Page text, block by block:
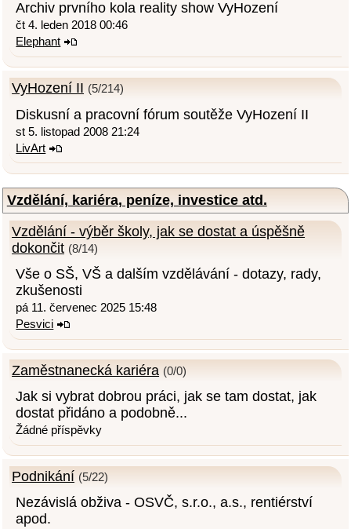
Archiv prvního kola reality show VyHození
čt 4. leden 2018 00:46
Elephant
VyHození II (5/214)
Diskusní a pracovní fórum soutěže VyHození II
st 5. listopad 2008 21:24
LivArt
Vzdělání, kariéra, peníze, investice atd.
Vzdělání - výběr školy, jak se dostat a úspěšně
dokončit (8/14)
Vše o SŠ, VŠ a dalším vzdělávání - dotazy, rady,
zkušenosti
pá 11. červenec 2025 15:48
Pesvici
Zaměstnanecká kariéra (0/0)
Jak si vybrat dobrou práci, jak se tam dostat, jak
dostat přidáno a podobně...
Žádné příspěvky
Podnikání (5/22)
Nezávislá obživa - OSVČ, s.r.o., a.s., rentiérství
apod.